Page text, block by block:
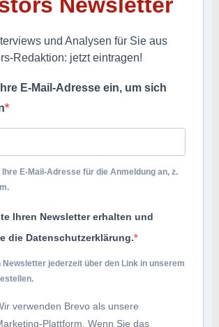
und Analysen für Sie aus
Redaktion: jetzt eintragen!
E-Mail-Adresse ein, um sich
Ihre E-Mail-Adresse für die Anmeldung an, z.
.
Ihren Newsletter erhalten und
die Datenschutzerklärung.
Newsletter jederzeit über den Link in unserem
verwenden Brevo als unsere
Plattform. Wenn Sie das